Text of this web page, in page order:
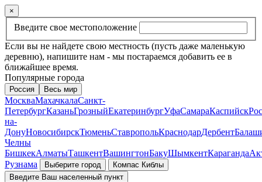
×
Введите свое местоположение
Если вы не найдете свою местность (пусть даже маленькую
деревню), напишите нам - мы постараемся добавить ее в
ближайшее время.
Популярные города
Россия Весь мир
МоскваМахачкалаСанкт-
ПетербургКазаньГрозныйЕкатеринбургУфаСамараКаспийск
на-
ДонуНовосибирскТюменьСтавропольКраснодарДербент
Челны
БишкекАлматыТашкентВашингтонБакуШымкентКараганда
Рузнама
Выберите город
Компас Киблы
Введите Ваш населенный пункт